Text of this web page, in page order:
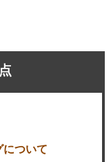
について